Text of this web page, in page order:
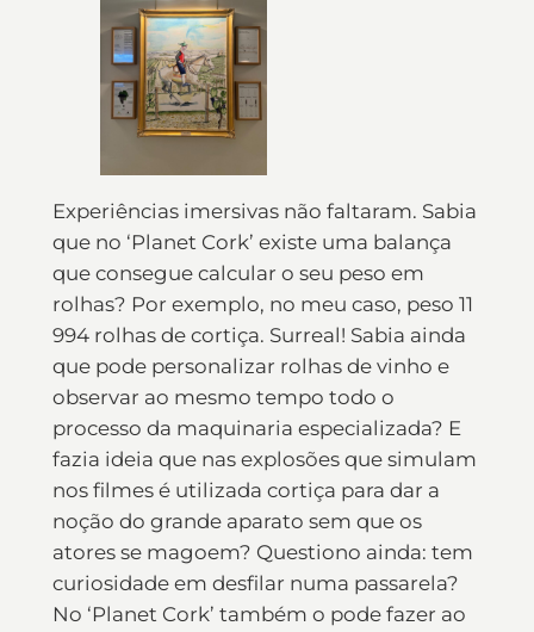
Experiências imersivas não faltaram. Sabia
que no ‘Planet Cork’ existe uma balança
que consegue calcular o seu peso em
rolhas? Por exemplo, no meu caso, peso 11
994 rolhas de cortiça. Surreal! Sabia ainda
que pode personalizar rolhas de vinho e
observar ao mesmo tempo todo o
processo da maquinaria especializada? E
fazia ideia que nas explosões que simulam
nos filmes é utilizada cortiça para dar a
noção do grande aparato sem que os
atores se magoem? Questiono ainda: tem
curiosidade em desfilar numa passarela?
No ‘Planet Cork’ também o pode fazer ao